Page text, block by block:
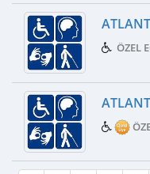
ÖZEL